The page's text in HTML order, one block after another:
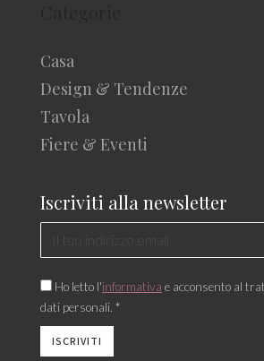
Casa
Design & Tendenze
Tavola
Fiere & Eventi
Iscriviti alla newsletter
Ho letto l'informativa e acconsento al
dati personali. *